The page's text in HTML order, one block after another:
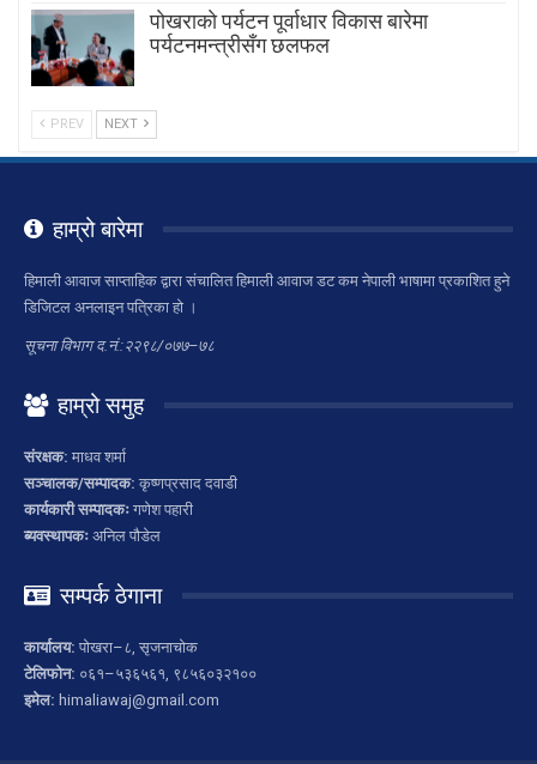
पाेखराकाे पर्यटन पूर्वाधार विकास बारेमा
पर्यटनमन्त्रीसँग छलफल
PREV NEXT
हाम्रो बारेमा
हिमाली आवाज साप्ताहिक द्वारा संचालित हिमाली आवाज डट कम नेपाली भाषामा प्रकाशित हुने
डिजिटल अनलाइन पत्रिका हो ।
सूचना विभाग द.नं.:२२९८/०७७–७८
हाम्रो समुह
संरक्षक: माधव शर्मा
सञ्चालक/सम्पादक: कृष्णप्रसाद दवाडी
कार्यकारी सम्पादकः गणेश पहारी
ब्यवस्थापकः अनिल पौडेल
सम्पर्क ठेगाना
कार्यालय: पोखरा–८, सृजनाचोक
टेलिफोन: ०६१–५३६५६१, ९८५६०३२१००
इमेल: himaliawaj@gmail.com